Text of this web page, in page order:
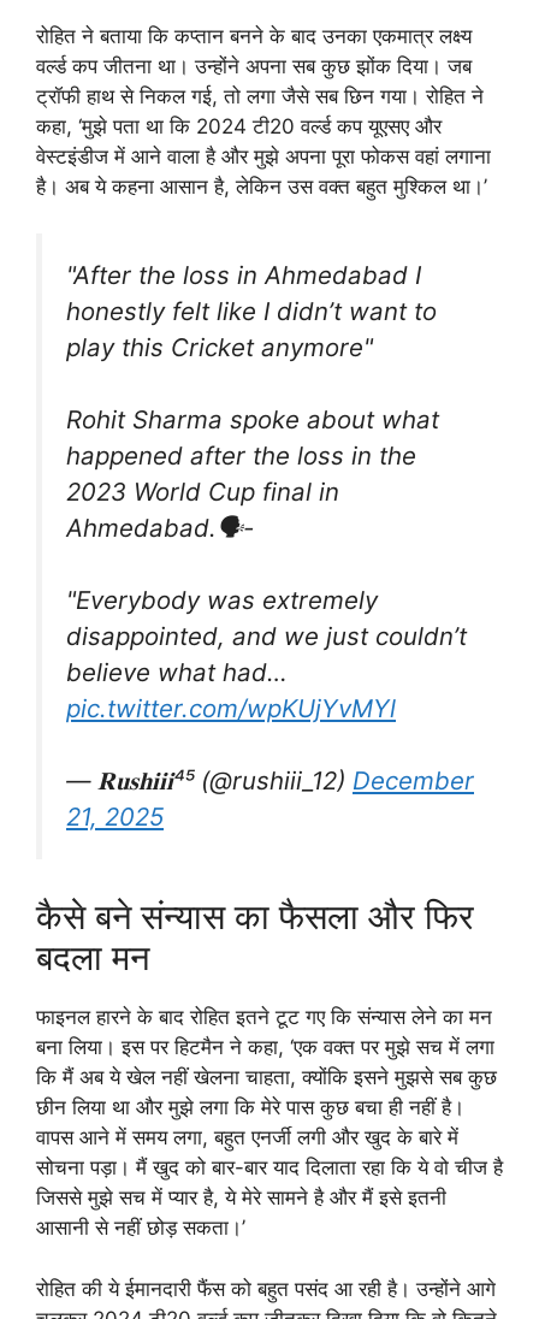
रोहित ने बताया कि कप्तान बनने के बाद उनका एकमात्र लक्ष्य
वर्ल्ड कप जीतना था। उन्होंने अपना सब कुछ झोंक दिया। जब
ट्रॉफी हाथ से निकल गई, तो लगा जैसे सब छिन गया। रोहित ने
कहा, ‘मुझे पता था कि 2024 टी20 वर्ल्ड कप यूएसए और
वेस्टइंडीज में आने वाला है और मुझे अपना पूरा फोकस वहां लगाना
है। अब ये कहना आसान है, लेकिन उस वक्त बहुत मुश्किल था।’
"After the loss in Ahmedabad I
honestly felt like I didn’t want to
play this Cricket anymore"
Rohit Sharma spoke about what
happened after the loss in the
2023 World Cup final in
Ahmedabad.🗣️-
"Everybody was extremely
disappointed, and we just couldn’t
believe what had…
pic.twitter.com/wpKUjYvMYl
— 𝐑𝐮𝐬𝐡𝐢𝐢𝐢⁴⁵ (@rushiii_12) December
21, 2025
कैसे बने संन्यास का फैसला और फिर
बदला मन
फाइनल हारने के बाद रोहित इतने टूट गए कि संन्यास लेने का मन
बना लिया। इस पर हिटमैन ने कहा, ‘एक वक्त पर मुझे सच में लगा
कि मैं अब ये खेल नहीं खेलना चाहता, क्योंकि इसने मुझसे सब कुछ
छीन लिया था और मुझे लगा कि मेरे पास कुछ बचा ही नहीं है।
वापस आने में समय लगा, बहुत एनर्जी लगी और खुद के बारे में
सोचना पड़ा। मैं खुद को बार-बार याद दिलाता रहा कि ये वो चीज है
जिससे मुझे सच में प्यार है, ये मेरे सामने है और मैं इसे इतनी
आसानी से नहीं छोड़ सकता।’
रोहित की ये ईमानदारी फैंस को बहुत पसंद आ रही है। उन्होंने आगे